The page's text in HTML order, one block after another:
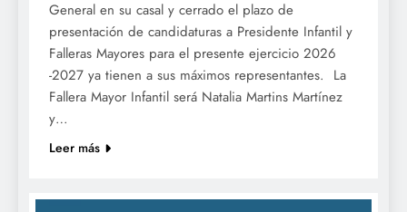
General en su casal y cerrado el plazo de
presentación de candidaturas a Presidente Infantil y
Falleras Mayores para el presente ejercicio 2026
-2027 ya tienen a sus máximos representantes. La
Fallera Mayor Infantil será Natalia Martins Martínez
y…
Leer más